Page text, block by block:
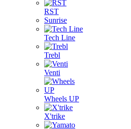
RST
Sunrise
Tech Line
Trebl
Venti
Wheels UP
X'trike